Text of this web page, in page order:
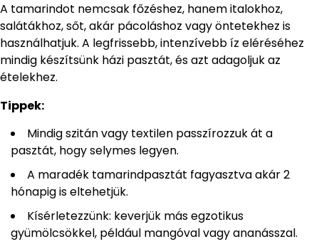
A tamarindot nemcsak főzéshez, hanem italokhoz,
salátákhoz, sőt, akár pácoláshoz vagy öntetekhez is
használhatjuk. A legfrissebb, intenzívebb íz eléréséhez
mindig készítsünk házi pasztát, és azt adagoljuk az
ételekhez.
Tippek:
Mindig szitán vagy textilen passzírozzuk át a
pasztát, hogy selymes legyen.
A maradék tamarindpasztát fagyasztva akár 2
hónapig is eltehetjük.
Kísérletezzünk: keverjük más egzotikus
gyümölcsökkel, például mangóval vagy ananásszal.